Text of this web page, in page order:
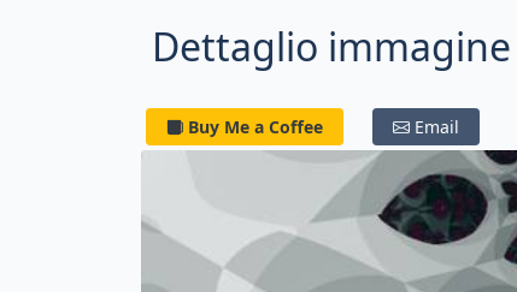
Dettaglio
Buy Me a Coffee Email